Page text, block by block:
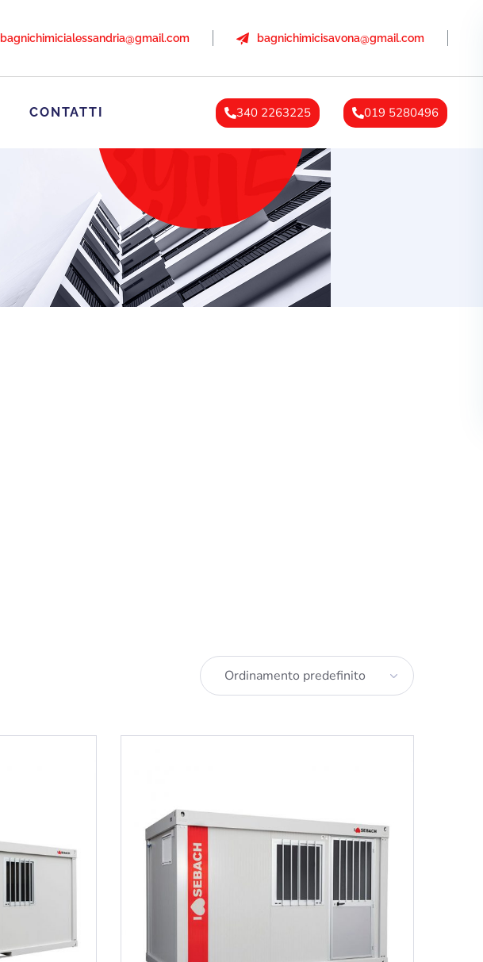
bagnichimicialessandria@gmail.com bagnichimicisavona@gmail.com
CONTATTI 340 2263225 019 5280496